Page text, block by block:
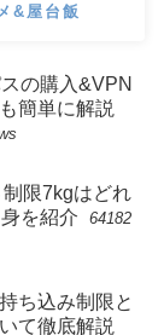
&屋台飯
の購入&VPN
簡単に解説
限7kgはどれ
を紹介
64182
ち込み制限と
て徹底解説